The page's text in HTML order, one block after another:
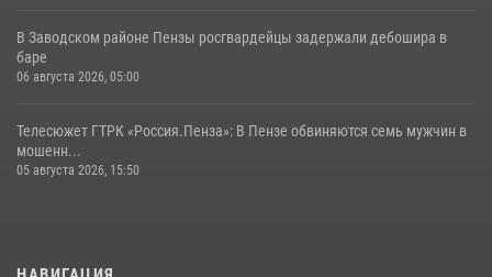
В Заводском районе Пензы росгвардейцы задержали дебошира в
баре
06 августа 2026, 05:00
Телесюжет ГТРК «Россия.Пенза»: В Пензе обвиняются семь мужчин в
мошенн...
05 августа 2026, 15:50